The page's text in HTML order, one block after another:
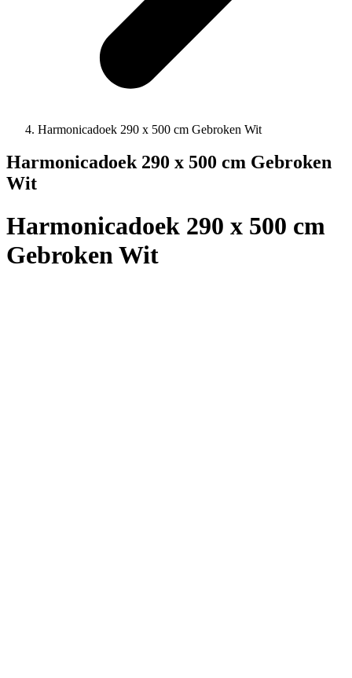
Harmonicadoek 290 x 500 cm Gebroken Wit
Harmonicadoek 290 x 500 cm Gebroken
Wit
Harmonicadoek 290 x 500 cm
Gebroken Wit